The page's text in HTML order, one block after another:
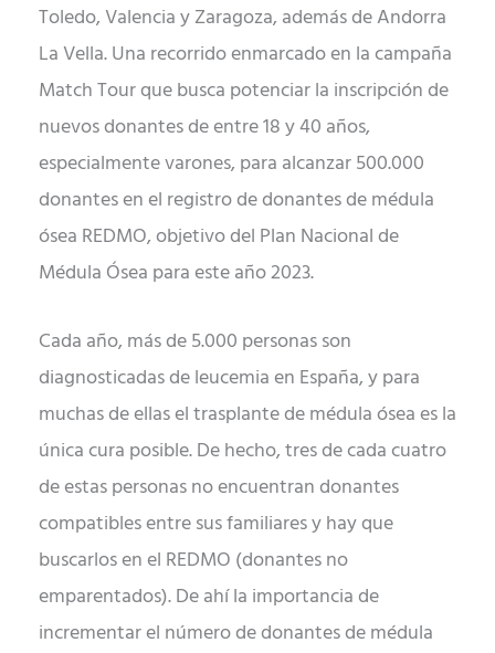
Toledo, Valencia y Zaragoza, además de Andorra
La Vella. Una recorrido enmarcado en la campaña
Match Tour que busca potenciar la inscripción de
nuevos donantes de entre 18 y 40 años,
especialmente varones, para alcanzar 500.000
donantes en el registro de donantes de médula
ósea REDMO, objetivo del Plan Nacional de
Médula Ósea para este año 2023.
Cada año, más de 5.000 personas son
diagnosticadas de leucemia en España, y para
muchas de ellas el trasplante de médula ósea es la
única cura posible. De hecho, tres de cada cuatro
de estas personas no encuentran donantes
compatibles entre sus familiares y hay que
buscarlos en el REDMO (donantes no
emparentados). De ahí la importancia de
incrementar el número de donantes de médula